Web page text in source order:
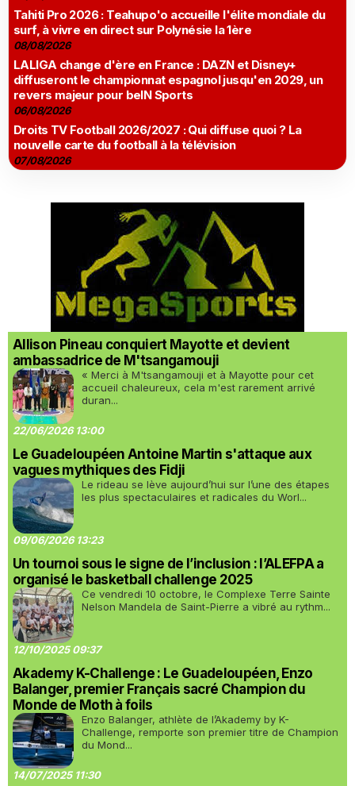
Tahiti Pro 2026 : Teahupo'o accueille l'élite mondiale du
surf, à vivre en direct sur Polynésie la 1ère
08/08/2026
LALIGA change d'ère en France : DAZN et Disney+
diffuseront le championnat espagnol jusqu'en 2029, un
revers majeur pour beIN Sports
06/08/2026
Droits TV Football 2026/2027 : Qui diffuse quoi ? La
nouvelle carte du football à la télévision
07/08/2026
Allison Pineau conquiert Mayotte et devient
ambassadrice de M'tsangamouji
« Merci à M'tsangamouji et à Mayotte pour cet
accueil chaleureux, cela m'est rarement arrivé
duran...
22/06/2026 13:00
Le Guadeloupéen Antoine Martin s'attaque aux
vagues mythiques des Fidji
Le rideau se lève aujourd’hui sur l’une des étapes
les plus spectaculaires et radicales du Worl...
09/06/2026 13:23
Un tournoi sous le signe de l’inclusion : l’ALEFPA a
organisé le basketball challenge 2025
Ce vendredi 10 octobre, le Complexe Terre Sainte
Nelson Mandela de Saint-Pierre a vibré au rythm...
12/10/2025 09:37
Akademy K-Challenge : Le Guadeloupéen, Enzo
Balanger, premier Français sacré Champion du
Monde de Moth à foils
Enzo Balanger, athlète de l’Akademy by K-
Challenge, remporte son premier titre de Champion
du Mond...
14/07/2025 11:30